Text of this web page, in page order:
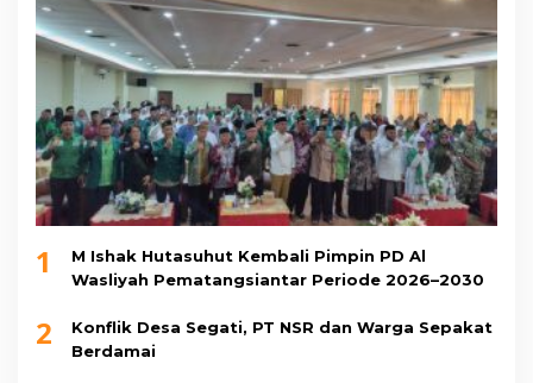
1
M Ishak Hutasuhut Kembali Pimpin PD Al
Wasliyah Pematangsiantar Periode 2026–2030
2
Konflik Desa Segati, PT NSR dan Warga Sepakat
Berdamai